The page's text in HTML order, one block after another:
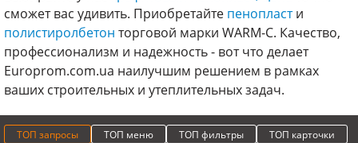
сможет вас удивить. Приобретайте пенопласти
полистиролбетон торговой марки WARM-C. Качество,
профессионализм и надежность - вот что делает
Europrom.com.ua наилучшим решением в рамках
ваших строительных и утеплительных задач.
ТОП запросы ТОП меню ТОП фильтры ТОП карточки